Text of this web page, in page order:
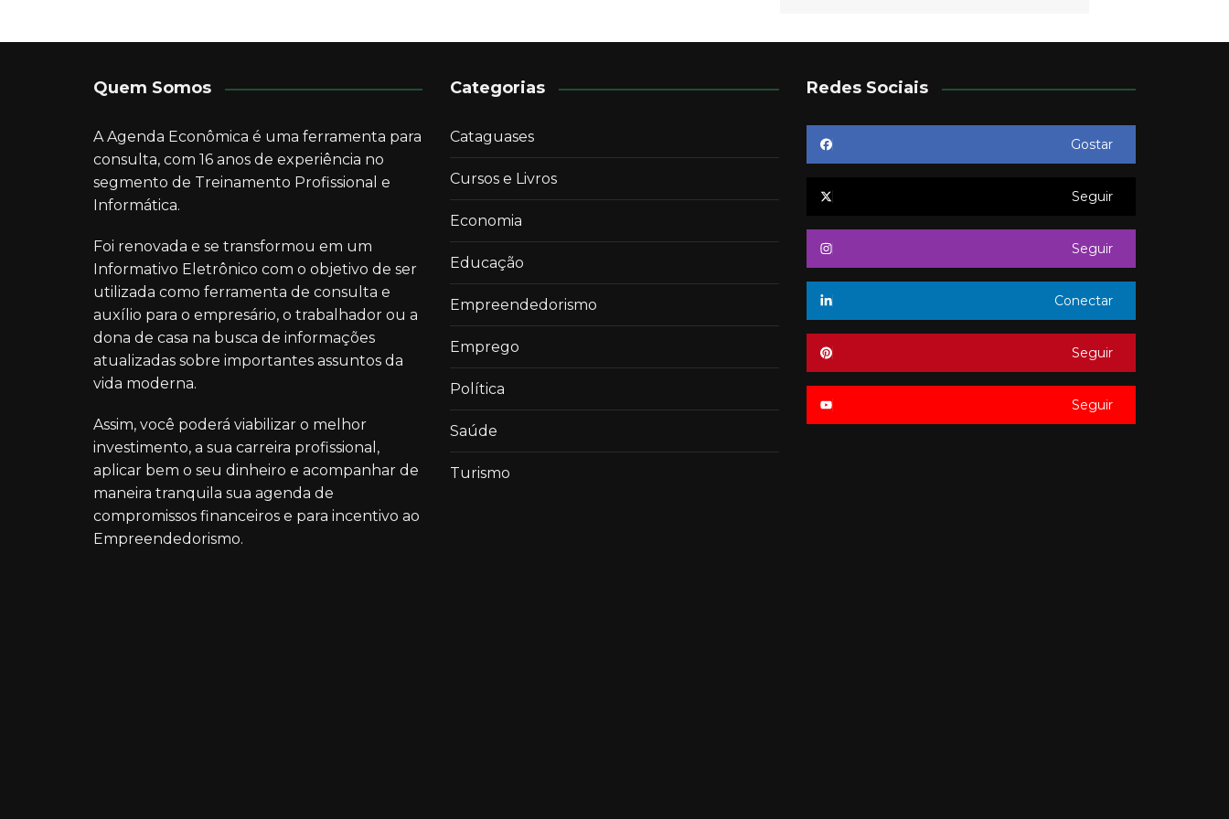
Quem Somos
A Agenda Econômica é uma ferramenta para
consulta, com 16 anos de experiência no
segmento de Treinamento Profissional e
Informática.
Foi renovada e se transformou em um
Informativo Eletrônico com o objetivo de ser
utilizada como ferramenta de consulta e
auxílio para o empresário, o trabalhador ou a
dona de casa na busca de informações
atualizadas sobre importantes assuntos da
vida moderna.
Assim, você poderá viabilizar o melhor
investimento, a sua carreira profissional,
aplicar bem o seu dinheiro e acompanhar de
maneira tranquila sua agenda de
compromissos financeiros e para incentivo ao
Empreendedorismo.
Categorias
Cataguases
Cursos e Livros
Economia
Educação
Empreendedorismo
Emprego
Política
Saúde
Turismo
Redes Sociais
Gostar
Seguir
Seguir
Conectar
Seguir
Seguir